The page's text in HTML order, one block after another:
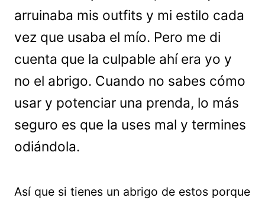
arruinaba mis outfits y mi estilo cada
vez que usaba el mío. Pero me di
cuenta que la culpable ahí era yo y
no el abrigo. Cuando no sabes cómo
usar y potenciar una prenda, lo más
seguro es que la uses mal y termines
odiándola.
Así que si tienes un abrigo de estos porque